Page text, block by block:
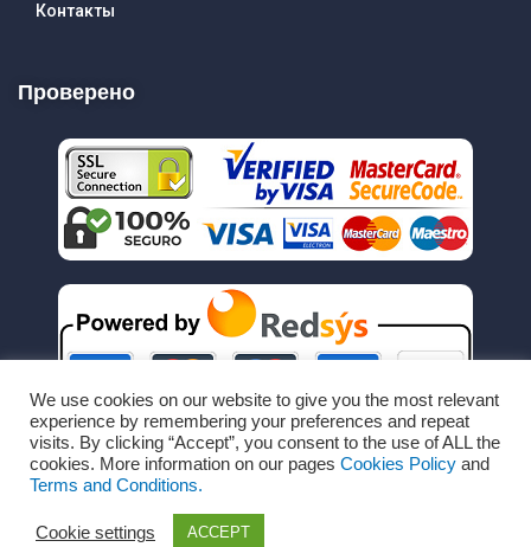
Контакты
Проверено
We use cookies on our website to give you the most relevant
experience by remembering your preferences and repeat
visits. By clicking “Accept”, you consent to the use of ALL the
cookies. More information on our pages Cookies Policy and
Terms and Conditions.
Cookie settings ACCEPT